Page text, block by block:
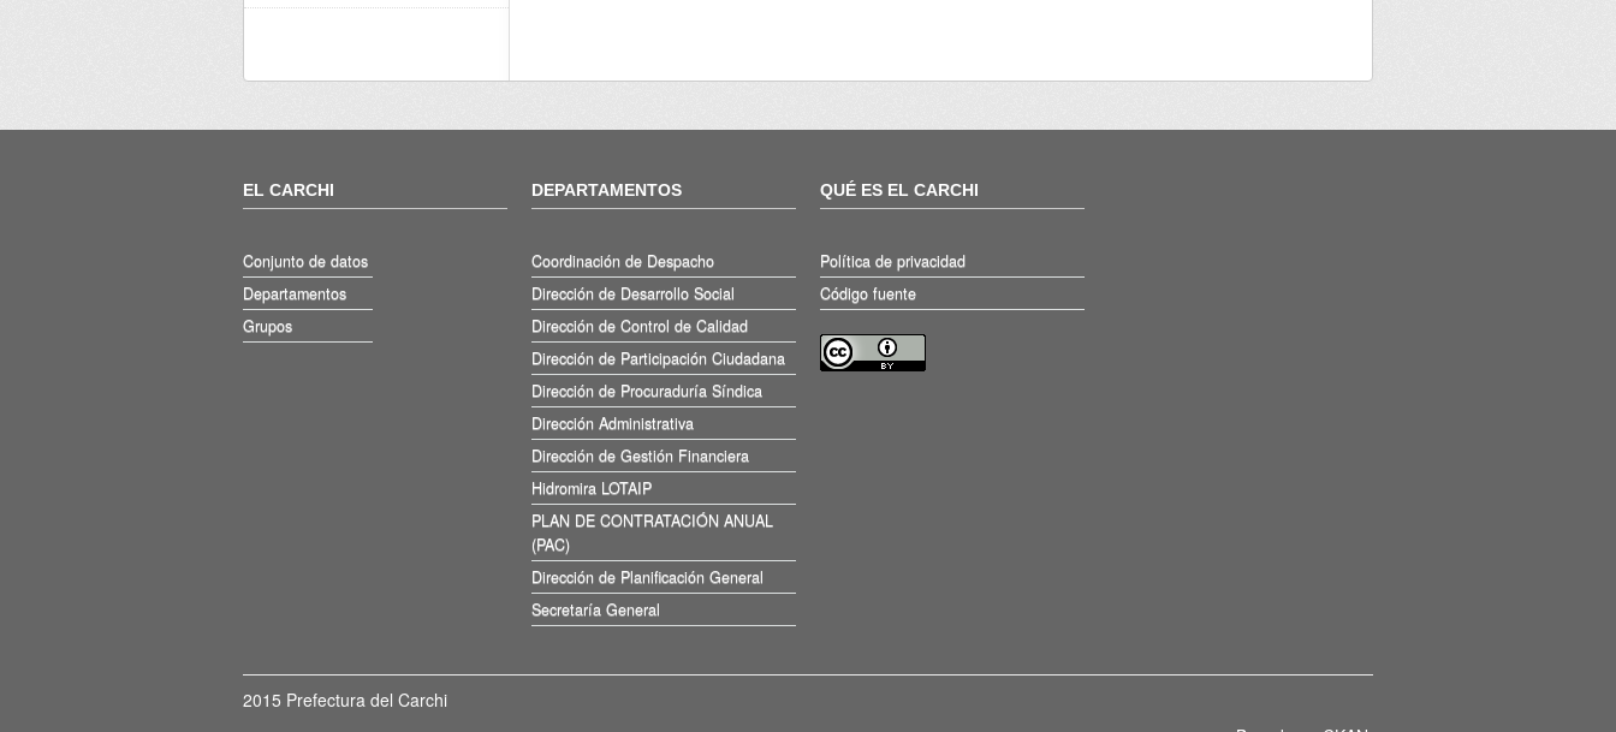
EL CARCHI
Conjunto de datos
Departamentos
Grupos
DEPARTAMENTOS
Coordinación de Despacho
Dirección de Desarrollo Social
Dirección de Control de Calidad
Dirección de Participación Ciudadana
Dirección de Procuraduría Síndica
Dirección Administrativa
Dirección de Gestión Financiera
Hidromira LOTAIP
PLAN DE CONTRATACIÓN ANUAL
(PAC)
Dirección de Planificación General
Secretaría General
QUÉ ES EL CARCHI
Política de privacidad
Código fuente
2015 Prefectura del Carchi